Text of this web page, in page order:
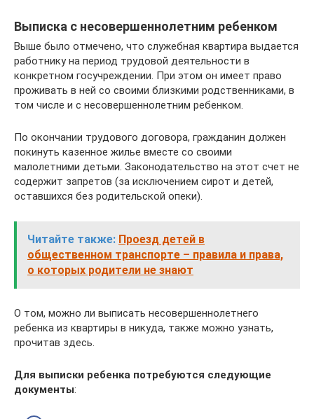
Выписка с несовершеннолетним ребенком
Выше было отмечено, что служебная квартира выдается
работнику на период трудовой деятельности в
конкретном госучреждении. При этом он имеет право
проживать в ней со своими близкими родственниками, в
том числе и с несовершеннолетним ребенком.
По окончании трудового договора, гражданин должен
покинуть казенное жилье вместе со своими
малолетними детьми. Законодательство на этот счет не
содержит запретов (за исключением сирот и детей,
оставшихся без родительской опеки).
Читайте также: Проезд детей в
общественном транспорте – правила и права,
о которых родители не знают
О том, можно ли выписать несовершеннолетнего
ребенка из квартиры в никуда, также можно узнать,
прочитав здесь.
Для выписки ребенка потребуются следующие
документы: